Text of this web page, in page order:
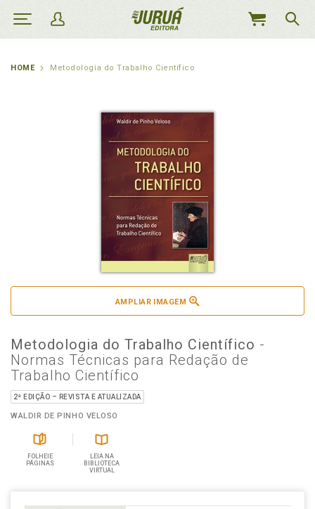
MEU
HOME Metodologia do Trabalho Científico
AMPLIAR IMAGEM
Metodologia do Trabalho Científico -
Normas Técnicas para Redação de
Trabalho Científico
2ª EDIÇÃO – REVISTA E ATUALIZADA
WALDIR DE PINHO VELOSO
FOLHEIE
PÁGINAS
LEIA NA
BIBLIOTECA
VIRTUAL